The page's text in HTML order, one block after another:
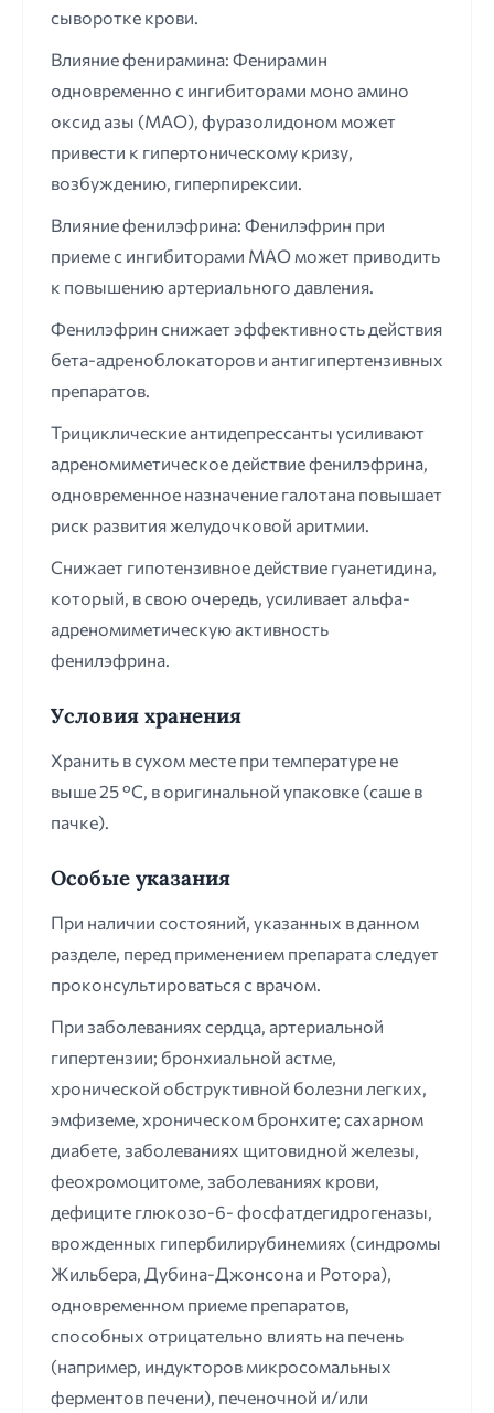
сыворотке крови.
Влияние фенирамина: Фенирамин
одновременно с ингибиторами моно амино
оксид азы (МАО), фуразолидоном может
привести к гипертоническому кризу,
возбуждению, гиперпирексии.
Влияние фенилэфрина: Фенилэфрин при
приеме с ингибиторами МАО может приводить
к повышению артериального давления.
Фенилэфрин снижает эффективность действия
бета-адреноблокаторов и антигипертензивных
препаратов.
Трициклические антидепрессанты усиливают
адреномиметическое действие фенилэфрина,
одновременное назначение галотана повышает
риск развития желудочковой аритмии.
Снижает гипотензивное действие гуанетидина,
который, в свою очередь, усиливает альфа-
адреномиметическую активность
фенилэфрина.
Условия хранения
Хранить в сухом месте при температуре не
выше 25 °С, в оригинальной упаковке (саше в
пачке).
Особые указания
При наличии состояний, указанных в данном
разделе, перед применением препарата следует
проконсультироваться с врачом.
При заболеваниях сердца, артериальной
гипертензии; бронхиальной астме,
хронической обструктивной болезни легких,
эмфиземе, хроническом бронхите; сахарном
диабете, заболеваниях щитовидной железы,
феохромоцитоме, заболеваниях крови,
дефиците глюкозо-6- фосфатдегидрогеназы,
врожденных гипербилирубинемиях (синдромы
Жильбера, Дубина-Джонсона и Ротора),
одновременном приеме препаратов,
способных отрицательно влиять на печень
(например, индукторов микросомальных
ферментов печени), печеночной и/или